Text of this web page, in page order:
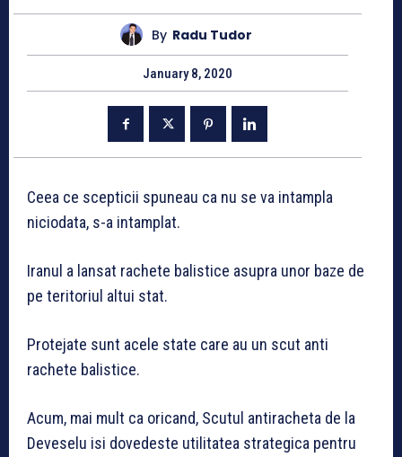
By Radu Tudor
January 8, 2020
Ceea ce scepticii spuneau ca nu se va intampla
niciodata, s-a intamplat.
Iranul a lansat rachete balistice asupra unor baze de
pe teritoriul altui stat.
Protejate sunt acele state care au un scut anti
rachete balistice.
Acum, mai mult ca oricand, Scutul antiracheta de la
Deveselu isi dovedeste utilitatea strategica pentru